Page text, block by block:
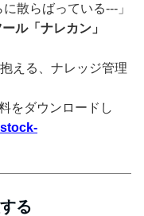
散らばっている---」
ル「ナレカン」
える、ナレッジ管理
をダウンロードし
る